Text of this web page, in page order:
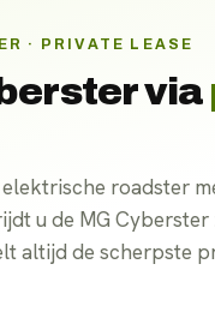
· PRIVATE LEASE
via
roadster
u de MG
altijd de scherpste